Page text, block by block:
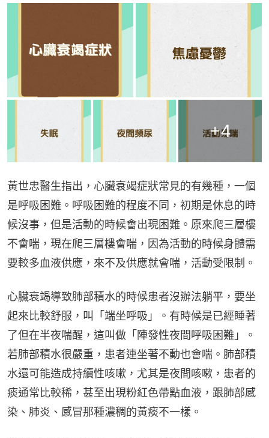
+4
黃世忠醫生指出，心臟衰竭症狀常見的有幾種，一個
是呼吸困難。呼吸困難的程度不同，初期是休息的時
候沒事，但是活動的時候會出現困難。原來爬三層樓
不會喘，現在爬三層樓會喘，因為活動的時候身體需
要較多血液供應，來不及供應就會喘，活動受限制。
心臟衰竭導致肺部積水的時候患者沒辦法躺平，要坐
起來比較舒服，叫「端坐呼吸」。有時候是已經睡著
了但在半夜喘醒，這叫做「陣發性夜間呼吸困難」。
若肺部積水很嚴重，患者連坐著不動也會喘。肺部積
水還可能造成持續性咳嗽，尤其是夜間咳嗽，患者的
痰通常比較稀，甚至出現粉紅色帶點血液，跟肺部感
染、肺炎、感冒那種濃稠的黃痰不一樣。